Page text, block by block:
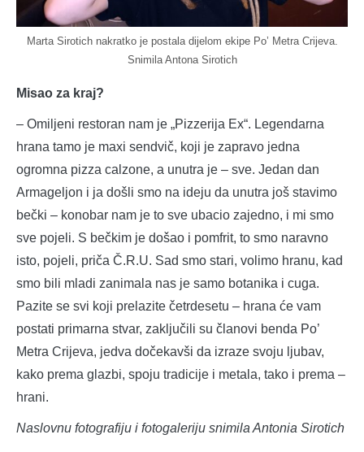
Marta Sirotich nakratko je postala dijelom ekipe Po’ Metra Crijeva.
Snimila Antona Sirotich
Misao za kraj?
– Omiljeni restoran nam je „Pizzerija Ex“. Legendarna
hrana tamo je maxi sendvič, koji je zapravo jedna
ogromna pizza calzone, a unutra je – sve. Jedan dan
Armageljon i ja došli smo na ideju da unutra još stavimo
bečki – konobar nam je to sve ubacio zajedno, i mi smo
sve pojeli. S bečkim je došao i pomfrit, to smo naravno
isto, pojeli, priča Č.R.U. Sad smo stari, volimo hranu, kad
smo bili mladi zanimala nas je samo botanika i cuga.
Pazite se svi koji prelazite četrdesetu – hrana će vam
postati primarna stvar, zaključili su članovi benda Po’
Metra Crijeva, jedva dočekavši da izraze svoju ljubav,
kako prema glazbi, spoju tradicije i metala, tako i prema –
hrani.
Naslovnu fotografiju i fotogaleriju snimila Antonia Sirotich